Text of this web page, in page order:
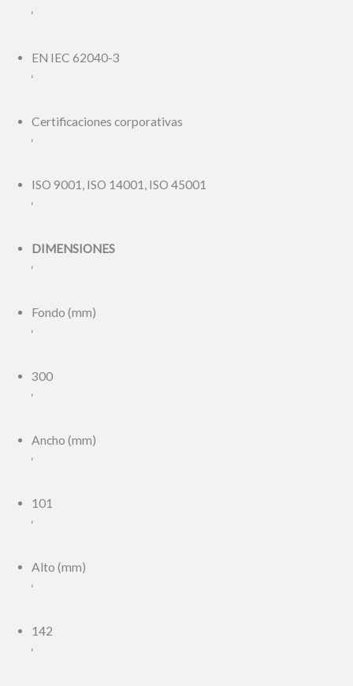
‘
EN IEC 62040-3
‘
Certificaciones corporativas
‘
ISO 9001, ISO 14001, ISO 45001
‘
DIMENSIONES
‘
Fondo (mm)
‘
300
‘
Ancho (mm)
‘
101
‘
Alto (mm)
‘
142
‘